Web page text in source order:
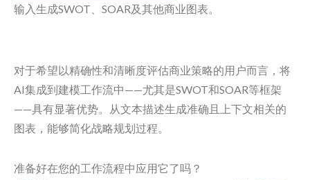
输入生成SWOT、SOAR及其他商业图表。
对于希望以精确性和清晰度评估商业策略的用户而言，将
AI集成到建模工作流中——尤其是SWOT和SOAR等框架
——具有显著优势。从文本描述生成准确且上下文相关的
图表，能够简化战略规划过程。
准备好在您的工作流程中应用它了吗？